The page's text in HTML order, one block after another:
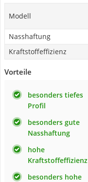
Modell
Nasshaftung
Kraftstoffeffizienz
Vorteile
besonders tiefes
Profil
besonders gute
Nasshaftung
hohe
Kraftstoffeffizienz
besonders hohe